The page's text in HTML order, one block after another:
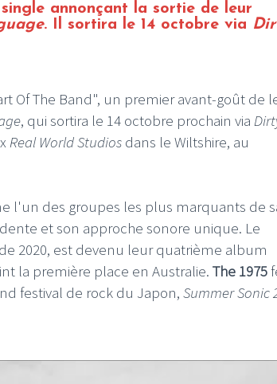
annonçant la sortie de leur
. Il sortira le 14 octobre via
Of The Band", un premier avant-goût de
, qui sortira le 14 octobre prochain via
Real World Studios dans le Wiltshire, au
l'un des groupes les plus marquants de
et son approche sonore unique. Le
de 2020, est devenu leur quatrième album
la première place en Australie. The 1975
festival de rock du Japon, Summer Sonic